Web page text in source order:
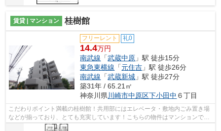
賃貸 | マンション 桂樹館
フリーレント 礼0
14.4万円
南武線 「武蔵中原 」駅 徒歩15分
東急東横線 「元住吉 」駅 徒歩26分
南武線 「武蔵新城 」駅 徒歩27分
築31年 / 65.21㎡
神奈川県川崎市中原区下小田中 ６丁目
こだわりポイント満載の桂樹館！共用部にはエレベータ・敷地内ごみ置き場
などが揃っており、とても充実しています！こちらの物件はマンションで
す！こちらの物件では初期費用をカード...